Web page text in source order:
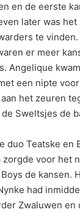
en de eerste
later was
te
er meer
Angelique
een nipte
het zeuren
Sweltsjes de
duo Teatske en
voor het
de kansen.
had
Zwaluwen en